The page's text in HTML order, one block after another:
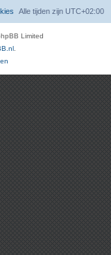
Alle tijden zijn UTC+02:00
Limited